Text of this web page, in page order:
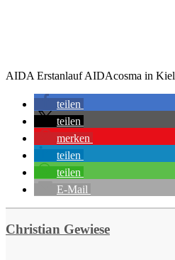
AIDA Erstanlauf AIDAcosma in Kiel
teilen
teilen
merken
teilen
teilen
E-Mail
Christian Gewiese